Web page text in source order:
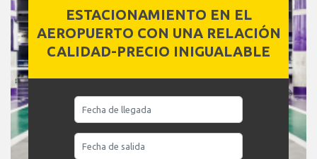
ESTACIONAMIENTO EN EL
AEROPUERTO CON UNA RELACIÓN
CALIDAD-PRECIO INIGUALABLE